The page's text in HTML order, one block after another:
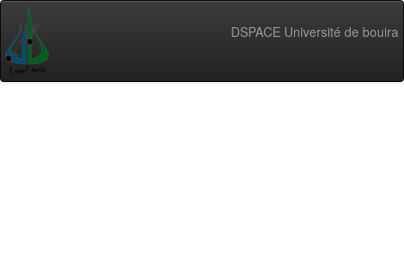
DSPACE Université de bouira